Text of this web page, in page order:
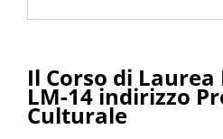
Il Corso di
LM-14 indirizzo
Culturale